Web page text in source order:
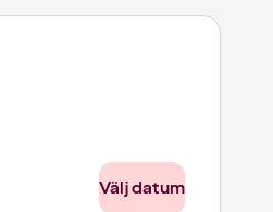
Välj datum